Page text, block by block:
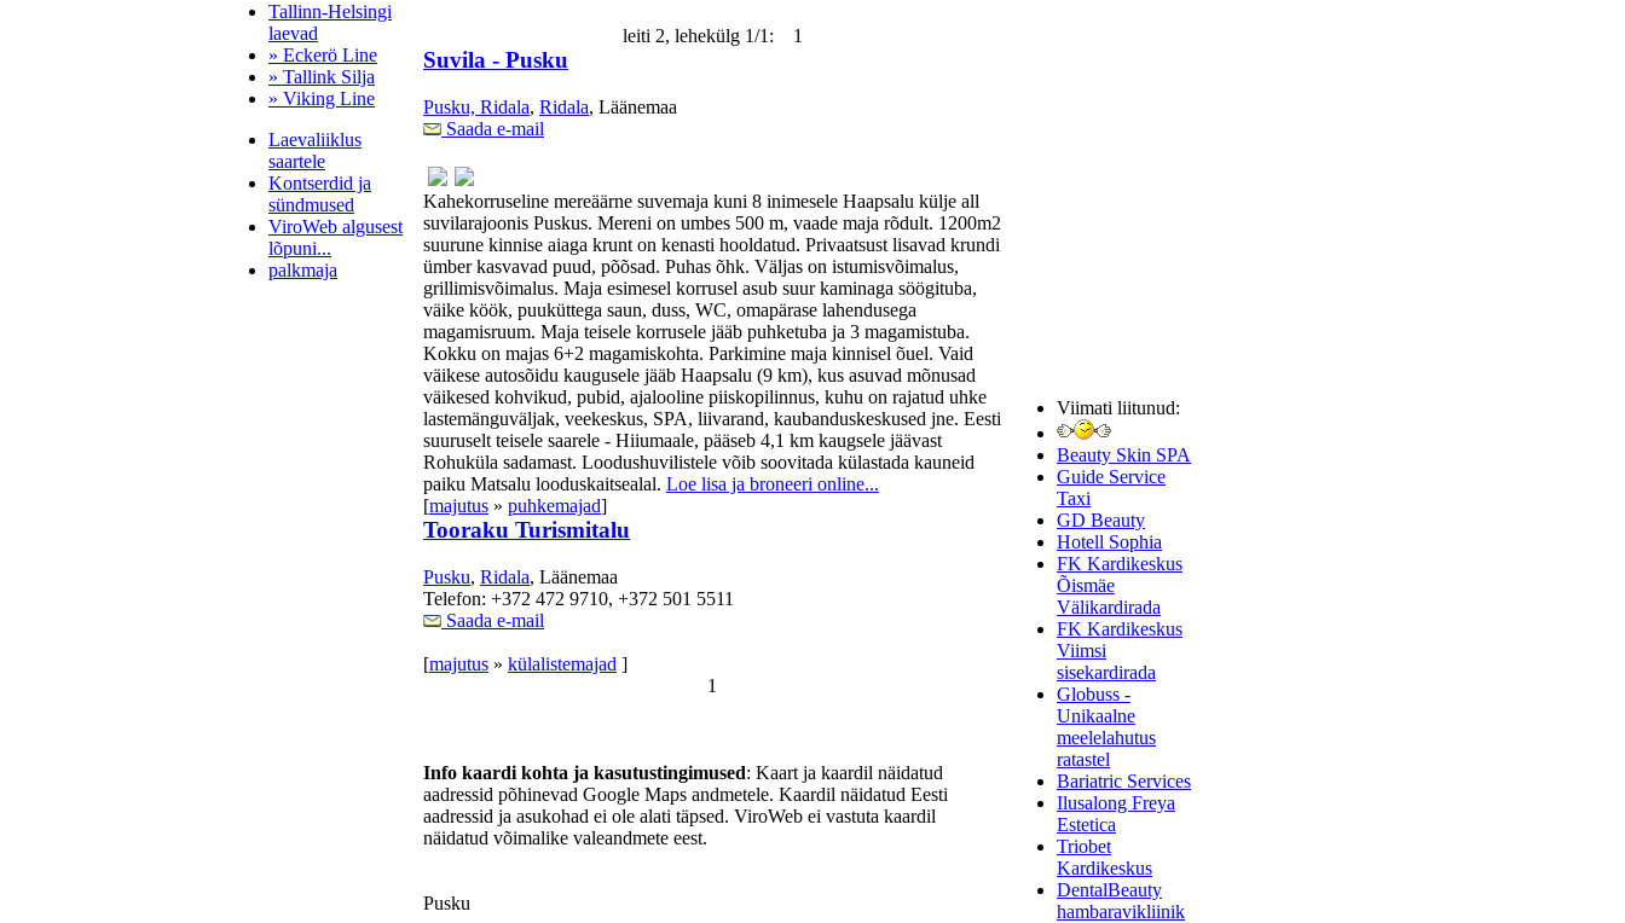
Tallinn-Helsingi
laevad
» Eckerö Line
» Tallink Silja
» Viking Line
Laevaliiklus
saartele
Kontserdid ja
sündmused
ViroWeb algusest
lõpuni...
palkmaja
leiti 2, lehekülg 1/1: 1
Suvila - Pusku
Pusku, Ridala, Ridala, Läänemaa
Saada e-mail
Kahekorruseline mereäärne suvemaja kuni 8 inimesele Haapsalu külje all
suvilarajoonis Puskus. Mereni on umbes 500 m, vaade maja rõdult. 1200m2
suurune kinnise aiaga krunt on kenasti hooldatud. Privaatsust lisavad krundi
ümber kasvavad puud, põõsad. Puhas õhk. Väljas on istumisvõimalus,
grillimisvõimalus. Maja esimesel korrusel asub suur kaminaga söögituba,
väike köök, puuküttega saun, duss, WC, omapärase lahendusega
magamisruum. Maja teisele korrusele jääb puhketuba ja 3 magamistuba.
Kokku on majas 6+2 magamiskohta. Parkimine maja kinnisel õuel. Vaid
väikese autosõidu kaugusele jääb Haapsalu (9 km), kus asuvad mõnusad
väikesed kohvikud, pubid, ajalooline piiskopilinnus, kuhu on rajatud uhke
lastemänguväljak, veekeskus, SPA, liivarand, kaubanduskeskused jne. Eesti
suuruselt teisele saarele - Hiiumaale, pääseb 4,1 km kaugsele jäävast
Rohuküla sadamast. Loodushuvilistele võib soovitada külastada kauneid
paiku Matsalu looduskaitsealal. Loe lisa ja broneeri online...
[majutus » puhkemajad]
Tooraku Turismitalu
Pusku, Ridala, Läänemaa
Telefon: +372 472 9710, +372 501 5511
Saada e-mail
[majutus » külalistemajad ]
1
Info kaardi kohta ja kasutustingimused: Kaart ja kaardil näidatud
aadressid põhinevad Google Maps andmetele. Kaardil näidatud Eesti
aadressid ja asukohad ei ole alati täpsed. ViroWeb ei vastuta kaardil
näidatud võimalike valeandmete eest.
Pusku
Viimati liitunud:
Beauty Skin SPA
Guide Service
Taxi
GD Beauty
Hotell Sophia
FK Kardikeskus
Õismäe
Välikardirada
FK Kardikeskus
Viimsi
sisekardirada
Globuss -
Unikaalne
meelelahutus
ratastel
Bariatric Services
Ilusalong Freya
Estetica
Triobet
Kardikeskus
DentalBeauty
hambaravikliinik